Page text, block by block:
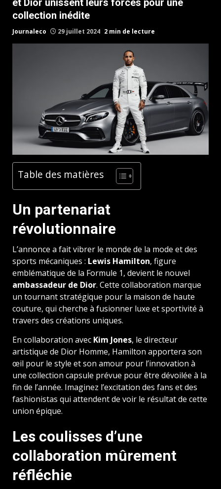
collection inédite
Journaleco 29 juillet 2024 2 min de lecture
Table des matières
Un partenariat
révolutionnaire
L’annonce a fait vibrer le monde de la mode et des
sports mécaniques : Lewis Hamilton, figure
emblématique de la Formule 1, devient le nouvel
ambassadeur de Dior. Cette collaboration marque
un tournant stratégique pour la maison de haute
couture, qui cherche à fusionner luxe et sportivité à
travers des créations uniques.
En collaboration avec Kim Jones, le directeur
artistique de Dior Homme, Hamilton apportera son
œil pour le style et son amour pour l’innovation à
une collection capsule prévue pour être dévoilée à la
fin de l’année. Imaginez l’excitation des fans et des
fashionistas qui attendent de voir le résultat de cette
union épique.
Les coulisses d’une
collaboration mûrement
réfléchie